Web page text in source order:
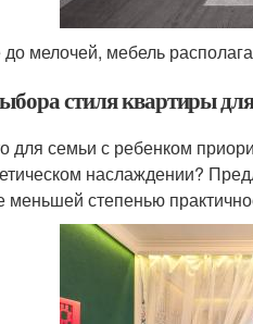
до мелочей, мебель
стиля квартиры
для семьи с ребенком
наслаждении?
меньшей степенью